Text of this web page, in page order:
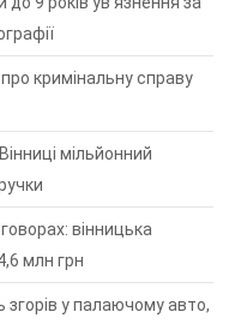
кримінальну справу
мільйонний
вінницька
млн грн
згорів у палаючому авто,